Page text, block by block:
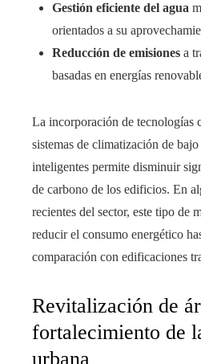
Gestión eficiente del agua
orientados a su
Reducción de emisiones a
basadas en energías
La incorporación de tecnologías
sistemas de climatización de
inteligentes permite disminuir
de carbono de los edificios. En
recientes del sector, este tipo de
reducir el consumo energético
comparación con edificaciones
Revitalización de
fortalecimiento de
urbana